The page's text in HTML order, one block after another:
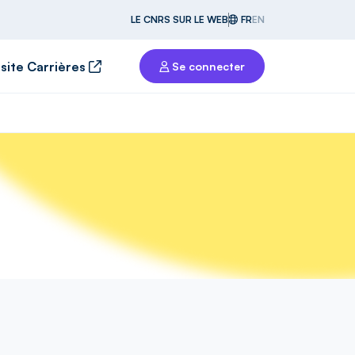
LE CNRS SUR LE WEB FREN
Carrières Se connecter